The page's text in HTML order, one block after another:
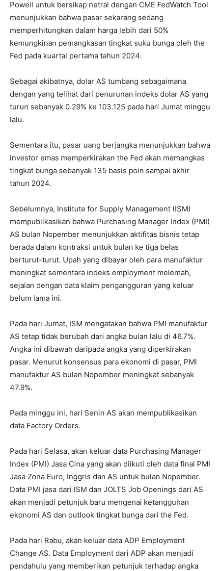
Powell untuk bersikap netral dengan CME FedWatch Tool
menunjukkan bahwa pasar sekarang sedang
memperhitungkan dalam harga lebih dari 50%
kemungkinan pemangkasan tingkat suku bunga oleh the
Fed pada kuartal pertama tahun 2024.
Sebagai akibatnya, dolar AS tumbang sebagaimana
dengan yang telihat dari penurunan indeks dolar AS yang
turun sebanyak 0.29% ke 103.125 pada hari Jumat minggu
lalu.
Sementara itu, pasar uang berjangka menunjukkan bahwa
investor emas memperkirakan the Fed akan memangkas
tingkat bunga sebanyak 135 basis poin sampai akhir
tahun 2024.
Sebelumnya, Institute for Supply Management (ISM)
mempublikasikan bahwa Purchasing Manager Index (PMI)
AS bulan Nopember menunjukkan aktifitas bisnis tetap
berada dalam kontraksi untuk bulan ke tiga belas
berturut-turut. Upah yang dibayar oleh para manufaktur
meningkat sementara indeks employment melemah,
sejalan dengan data klaim pengangguran yang keluar
belum lama ini.
Pada hari Jumat, ISM mengatakan bahwa PMI manufaktur
AS tetap tidak berubah dari angka bulan lalu di 46.7%.
Angka ini dibawah daripada angka yang diperkirakan
pasar. Menurut konsensus para ekonomi di pasar, PMI
manufaktur AS bulan Nopember meningkat sebanyak
47.9%.
Pada minggu ini, hari Senin AS akan mempublikasikan
data Factory Orders.
Pada hari Selasa, akan keluar data Purchasing Manager
Index (PMI) Jasa Cina yang akan diikuti oleh data final PMI
Jasa Zona Euro, Inggris dan AS untuk bulan Nopember.
Data PMI jasa dari ISM dan JOLTS Job Openings dari AS
akan menjadi petunjuk baru mengenai ketangguhan
ekonomi AS dan outlook tingkat bunga dari the Fed.
Pada hari Rabu, akan keluar data ADP Employment
Change AS. Data Employment dari ADP akan menjadi
pendahulu yang memberikan petunjuk terhadap angka